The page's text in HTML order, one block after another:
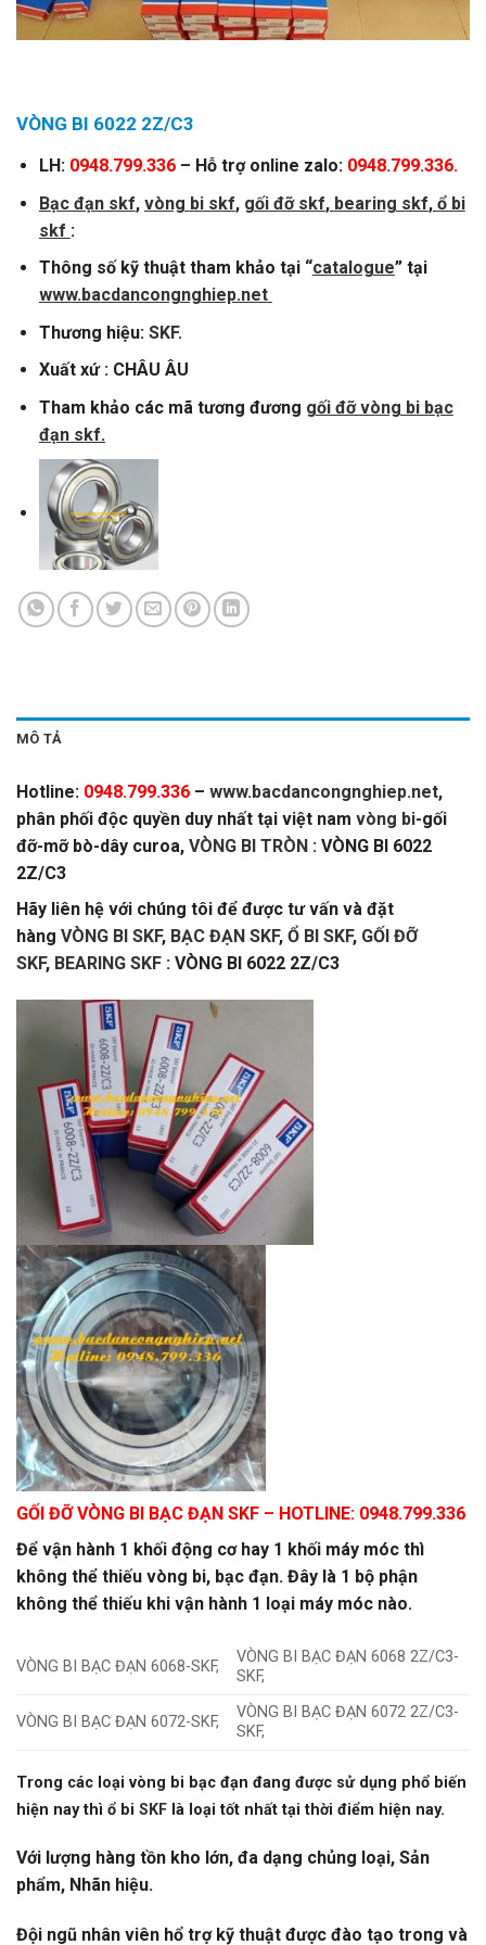
VÒNG BI 6022 2Z/C3
LH:0948.799.336 – Hỗ trợ online zalo: 0948.799.336.
Bạc đạn skf, vòng bi skf, gối đỡ skf, bearing skf, ổ bi
skf :
Thông số kỹ thuật tham khảo tại “catalogue” tại
www.bacdancongnghiep.net
Thương hiệu: SKF.
Xuất xứ : CHÂU ÂU
Tham khảo các mã tương đương gối đỡ vòng bi bạc
đạn skf.
MÔ TẢ
Hotline: 0948.799.336 – www.bacdancongnghiep.net,
phân phối độc quyền duy nhất tại việt nam vòng bi-gối
đỡ-mỡ bò-dây curoa, VÒNG BI TRÒN : VÒNG BI 6022
2Z/C3
Hãy liên hệ với chúng tôi để được tư vấn và đặt
hàng VÒNG BI SKF, BẠC ĐẠN SKF, Ổ BI SKF, GỐI ĐỠ
SKF, BEARING SKF : VÒNG BI 6022 2Z/C3
GỐI ĐỠ VÒNG BI BẠC ĐẠN SKF – HOTLINE: 0948.799.336
Để vận hành 1 khối động cơ hay 1 khối máy móc thì
không thể thiếu vòng bi, bạc đạn. Đây là 1 bộ phận
không thể thiếu khi vận hành 1 loại máy móc nào.
VÒNG BI BẠC ĐẠN 6068-SKF,
VÒNG BI BẠC ĐẠN 6068 2Z/C3-
SKF,
VÒNG BI BẠC ĐẠN 6072-SKF,
VÒNG BI BẠC ĐẠN 6072 2Z/C3-
SKF,
Trong các loại vòng bi bạc đạn đang được sử dụng phổ biến
hiện nay thì ổ bi SKF là loại tốt nhất tại thời điểm hiện nay.
Với lượng hàng tồn kho lớn, đa dạng chủng loại, Sản
phẩm, Nhãn hiệu.
Đội ngũ nhân viên hổ trợ kỹ thuật được đào tạo trong và